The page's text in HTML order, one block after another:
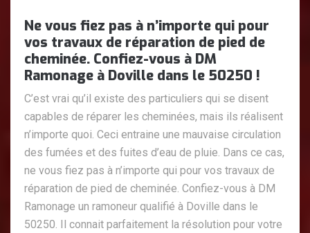
Ne vous fiez pas à n’importe qui pour
vos travaux de réparation de pied de
cheminée. Confiez-vous à DM
Ramonage à Doville dans le 50250 !
C’est vrai qu’il existe des particuliers qui se disent
capables de réparer les cheminées, mais ils réalisent
n’importe quoi. Ceci entraine une mauvaise circulation
des fumées et des fuites d’eau de pluie. Dans ce cas,
ne vous fiez pas à n’importe qui pour vos travaux de
réparation de pied de cheminée. Confiez-vous à DM
Ramonage un ramoneur qualifié à Doville dans le
50250. Il connait parfaitement la résolution pour votre